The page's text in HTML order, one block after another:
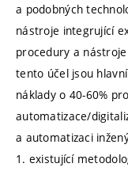
a podobných
nástroje integrující
procedury a
tento účel jsou
náklady o 40-60%
automatizace/
a automatizaci
1. existující